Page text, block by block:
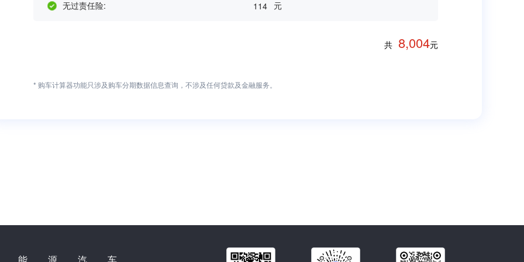
无过责任险: 114 元
共 8,004元
* 购车计算器功能只涉及购车分期数据信息查询，不涉及任何贷款及金融服务。